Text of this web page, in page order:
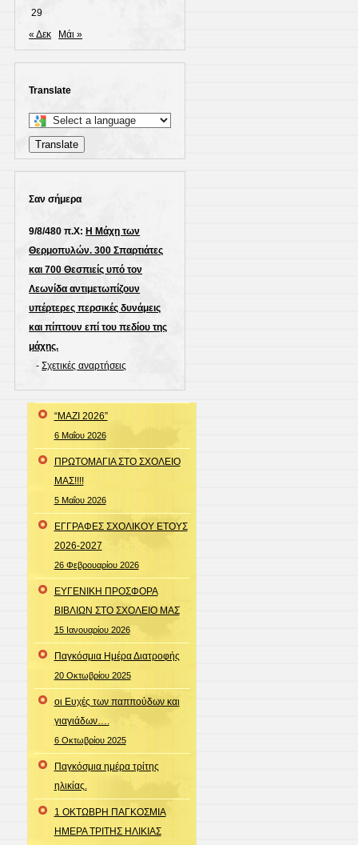
29
« Δεκ
Μάι »
Translate
Select
a
language
translate
page
Translate
Σαν σήμερα
9/8/480 π.Χ:Η Μάχη των
Θερμοπυλών. 300 Σπαρτιάτες
και 700 Θεσπιείς υπό τον
Λεωνίδα αντιμετωπίζουν
υπέρτερες περσικές δυνάμεις
και πίπτουν επί του πεδίου της
μάχης.
-Σχετικές αναρτήσεις
“ΜΑΖΙ 2026”
6 Μαΐου 2026
ΠΡΩΤΟΜΑΓΙΑ ΣΤΟ ΣΧΟΛΕΙΟ
ΜΑΣ!!!!
5 Μαΐου 2026
ΕΓΓΡΑΦΕΣ ΣΧΟΛΙΚΟΥ ΕΤΟΥΣ
2026-2027
26 Φεβρουαρίου 2026
ΕΥΓΕΝΙΚΗ ΠΡΟΣΦΟΡΑ
ΒΙΒΛΙΩΝ ΣΤΟ ΣΧΟΛΕΙΟ ΜΑΣ
15 Ιανουαρίου 2026
Παγκόσμια Ημέρα Διατροφής
20 Οκτωβρίου 2025
οι Ευχές των παππούδων και
γιαγιάδων….
6 Οκτωβρίου 2025
Παγκόσμια ημέρα τρίτης
ηλικίας.
1 ΟΚΤΩΒΡΗ ΠΑΓΚΟΣΜΙΑ
ΗΜΕΡΑ ΤΡΙΤΗΣ ΗΛΙΚΙΑΣ